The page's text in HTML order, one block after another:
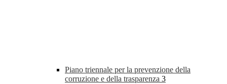
Piano triennale per la prevenzione della
corruzione e della trasparenza 3